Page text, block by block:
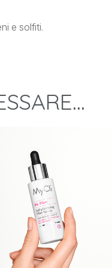
e solfiti.